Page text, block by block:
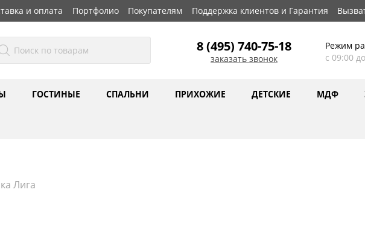
и оплата Портфолио Покупателям Поддержка клиентов и Гарантия
8 (495) 740-75-18
заказать звонок
Режим
с 09:00
ГОСТИНЫЕ СПАЛЬНИ ПРИХОЖИЕ ДЕТСКИЕ МДФ
Лига